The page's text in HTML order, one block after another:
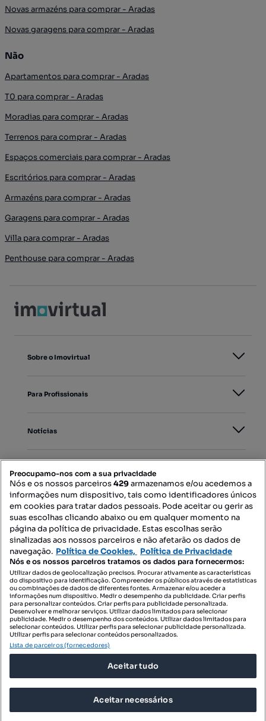
Novas armazéns para comprar - Aradas
Novas garagens para comprar - Aradas
Não
Apartamentos para comprar - Aradas
T0 para comprar - Aradas
Moradias para comprar - Aradas
Terrenos para comprar - Aradas
Espaços comerciais para comprar - Aradas
Escritórios para comprar - Aradas
Armazéns para comprar - Aradas
Garagens para comprar - Aradas
Villa para comprar - Aradas
Penthouse para comprar - Aradas
Sobre o Imovirtual
Para Profissionais
Notícias
Mapa do Site
Contacte-nos
SIGA-NOS:
DESCARREGAR NA:
© 2026 Imovirtual.com, OLX Portugal, S.A.
Preocupamo-nos com a sua privacidade
Nós e os nossos parceiros429armazenamos e/ou acedemos a
informações num dispositivo, tais como identificadores únicos
em cookies para tratar dados pessoais. Pode aceitar ou gerir as
suas escolhas clicando abaixo ou em qualquer momento na
página da política de privacidade. Estas escolhas serão
sinalizadas aos nossos parceiros e não afetarão os dados de
navegação. Política de Cookies, Política de Privacidade
Nós e os nossos parceiros tratamos os dados para fornecermos:
Utilizar dados de geolocalização precisos. Procurar ativamente as características
do dispositivo para identificação. Compreender os públicos através de estatísticas
ou combinações de dados de diferentes fontes. Armazenar e/ou aceder a
informações num dispositivo. Medir o desempenho da publicidade. Criar perfis
para personalizar conteúdos. Criar perfis para publicidade personalizada.
Desenvolver e melhorar serviços. Utilizar dados limitados para selecionar
publicidade. Medir o desempenho dos conteúdos. Utilizar dados limitados para
selecionar conteúdos. Utilizar perfis para selecionar publicidade personalizada.
Utilizar perfis para selecionar conteúdos personalizados.
Lista de parceiros (fornecedores)
Aceitar tudo
Aceitar necessários